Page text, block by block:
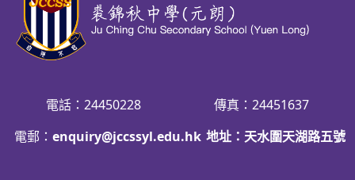
電話：24450228
傳真：24451637
電郵： enquiry@jccssyl.edu.hk 地址：天水圍天湖路五號